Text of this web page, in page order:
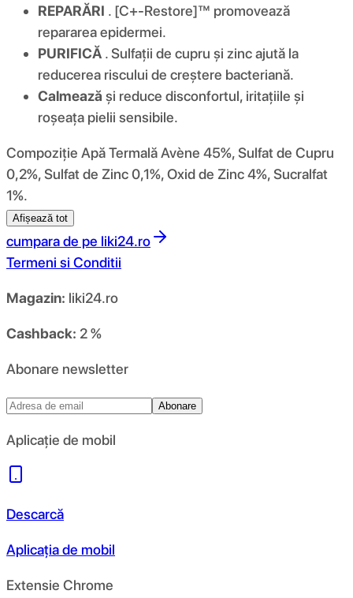
REPARĂRI . [C+-Restore]™ promovează
repararea epidermei.
PURIFICĂ . Sulfații de cupru și zinc ajută la
reducerea riscului de creștere bacteriană.
Calmează și reduce disconfortul, iritațiile și
roșeața pielii sensibile.
Compoziţie Apă Termală Avène 45%, Sulfat de Cupru
0,2%, Sulfat de Zinc 0,1%, Oxid de Zinc 4%, Sucralfat
1%.
Afișează tot
cumpara de pe liki24.ro
Termeni si Conditii
Magazin: liki24.ro
Cashback: 2 %
Abonare newsletter
Abonare
Aplicație de mobil
Descarcă
Aplicația de mobil
Extensie Chrome